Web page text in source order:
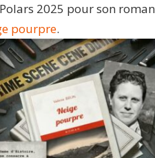
2025 pour son roman
pourpre.